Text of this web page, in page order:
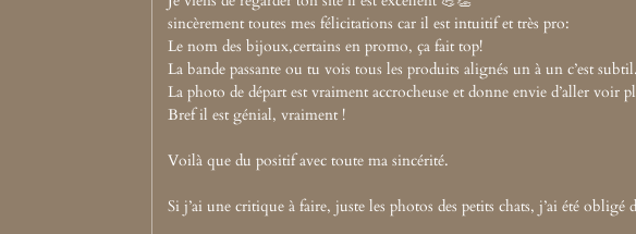
sincèrement toutes mes félicitations car il est intuitif et très pro:
Le nom des bijoux,certains en promo, ça fait top!
La bande passante ou tu vois tous les produits alignés un à un c’est subtil.
La photo de départ est vraiment accrocheuse et donne envie d’aller voir
Bref il est génial, vraiment !
Voilà que du positif avec toute ma sincérité.
Si j’ai une critique à faire, juste les photos des petits chats, j’ai été